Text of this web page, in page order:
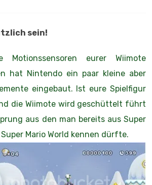
sein!
eurer Wiimote
hat Nintendo ein paar kleine aber
eingebaut. Ist eure Spielfigur
die Wiimote wird geschüttelt führt
aus den man bereits aus Super
Mario World kennen dürfte.